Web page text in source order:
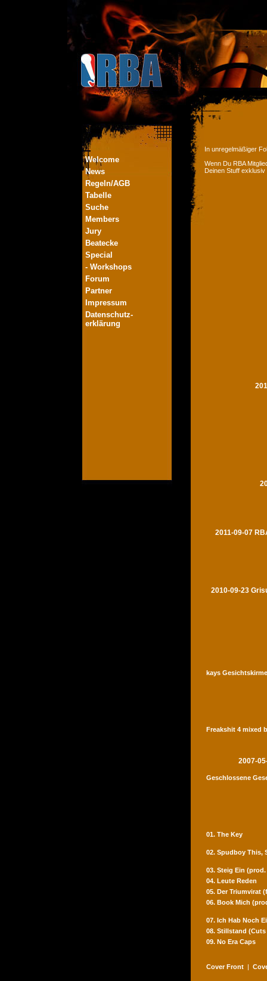
Welcome
News
Regeln/AGB
Tabelle
Suche
Members
Jury
Beatecke
Special
- Workshops
Forum
Partner
Impressum
Datenschutz-
erklärung
In unregelmäßiger
Wenn Du RBA
Deinen Stuff
2011-09-07
2010-09-23
kays
Freakshit 4 mixed
2007-
Geschlossene
01. The Key
02. Spudboy This,
03. Steig Ein
04. Leute Reden
05. Der Triumvirat
06. Book Mich
07. Ich Hab Noch
08. Stillstand
09. No Era Caps
Cover Front |